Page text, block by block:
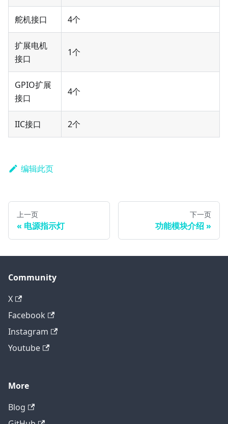
舵机接口 4个
扩展电机
接口
1个
GPIO扩展
接口
4个
IIC接口 2个
编辑此页
上一页
电源指示灯
下一页
功能模块介绍
Community
X
Facebook
Instagram
Youtube
More
Blog